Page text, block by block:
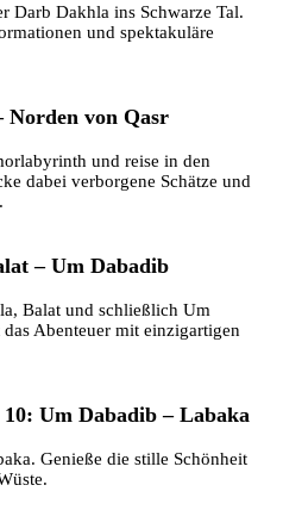
Darb Dakhla ins Schwarze Tal.
und spektakuläre
von Qasr
und reise in den
dabei verborgene Schätze und
– Um Dabadib
Balat und schließlich Um
Abenteuer mit einzigartigen
Um Dabadib – Labaka
Genieße die stille Schönheit